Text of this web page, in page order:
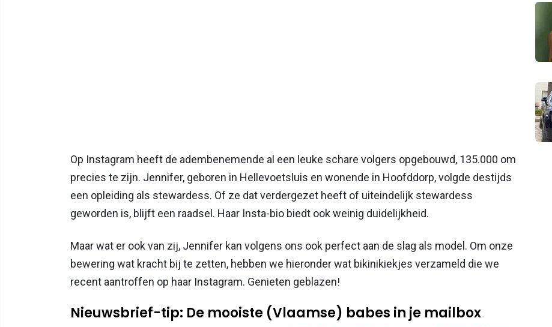
Op Instagram heeft de adembenemende al een leuke schare volgers opgebouwd, 135.000 om
precies te zijn. Jennifer, geboren in Hellevoetsluis en wonende in Hoofddorp, volgde destijds
een opleiding als stewardess. Of ze dat verdergezet heeft of uiteindelijk stewardess
geworden is, blijft een raadsel. Haar Insta-bio biedt ook weinig duidelijkheid.
Maar wat er ook van zij, Jennifer kan volgens ons ook perfect aan de slag als model. Om onze
bewering wat kracht bij te zetten, hebben we hieronder wat bikinikiekjes verzameld die we
recent aantroffen op haar Instagram. Genieten geblazen!
Nieuwsbrief-tip: De mooiste (Vlaamse) babes in je mailbox